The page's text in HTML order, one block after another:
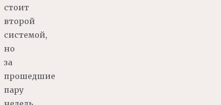
стоит
второй
системой,
но
за
прошедшие
пару